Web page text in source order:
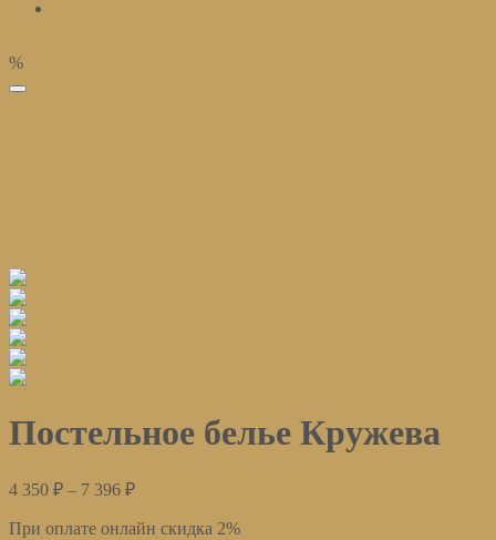
%
Постельное белье Кружева
4 350 ₽ – 7 396 ₽
При оплате онлайн скидка 2%